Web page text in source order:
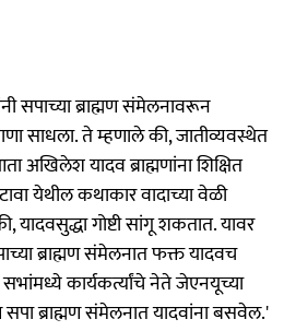
सपाच्या ब्राह्मण संमेलनावरून
साधला. ते म्हणाले की, जातीव्यवस्थेत
अखिलेश यादव ब्राह्मणांना शिक्षित
येथील कथाकार वादाच्या वेळी
गोष्टी सांगू शकतात. यावर
ब्राह्मण संमेलनात फक्त यादवच
कार्यकर्त्यांचे नेते जेएनयूच्या
ब्राह्मण संमेलनात यादवांना बसवेल.'